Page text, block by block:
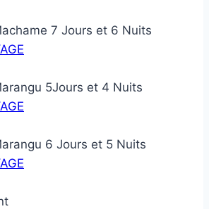
7 Jours et 6 Nuits
5Jours et 4 Nuits
6 Jours et 5 Nuits